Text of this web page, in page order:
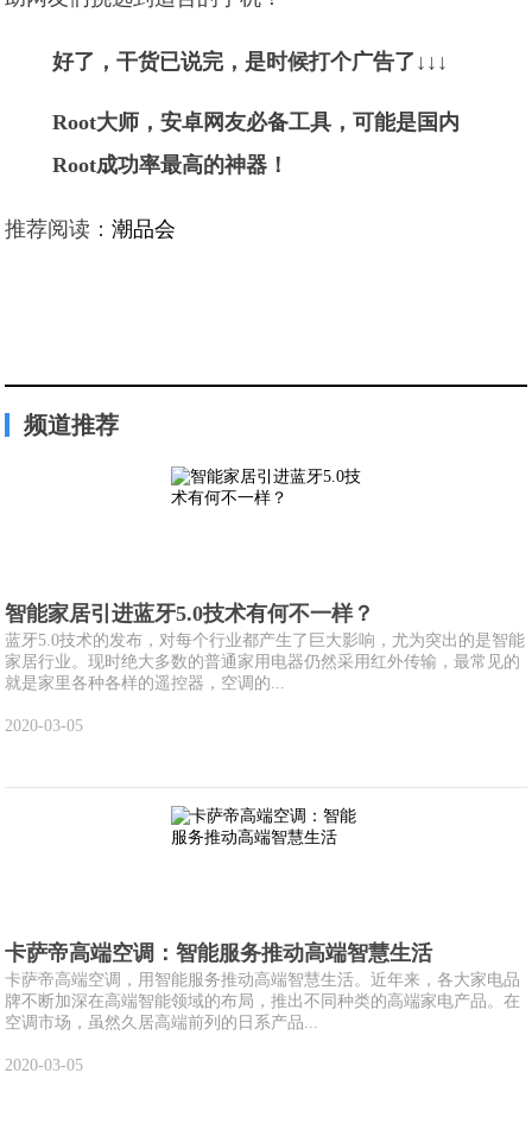
好了，干货已说完，是时候打个广告了↓↓↓
Root大师，安卓网友必备工具，可能是国内
Root成功率最高的神器！
推荐阅读：潮品会
频道推荐
智能家居引进蓝牙5.0技术有何不一样？
蓝牙5.0技术的发布，对每个行业都产生了巨大影响，尤为突出的是智能
家居行业。现时绝大多数的普通家用电器仍然采用红外传输，最常见的
就是家里各种各样的遥控器，空调的...
2020-03-05
卡萨帝高端空调：智能服务推动高端智慧生活
卡萨帝高端空调，用智能服务推动高端智慧生活。近年来，各大家电品
牌不断加深在高端智能领域的布局，推出不同种类的高端家电产品。在
空调市场，虽然久居高端前列的日系产品...
2020-03-05